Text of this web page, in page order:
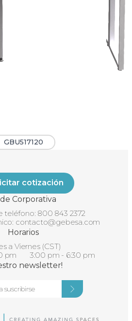
GBU517120
cotización
Corporativa
teléfono: 800 843 2372
contacto@gebesa.com
Horarios
a Viernes (CST)
pm 3:00 pm - 6:30 pm
newsletter!